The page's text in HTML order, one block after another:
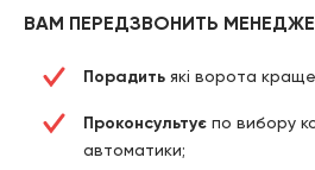
ВАМ ПЕРЕДЗВОНИТЬ
Порадить які ворота
Проконсультує по вибору
автоматики;